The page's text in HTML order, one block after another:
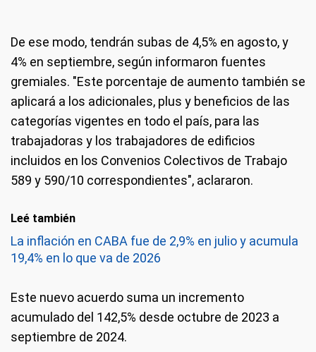
Encargados de edificios. (Foto: Archivo)
De ese modo, tendrán subas de 4,5% en agosto, y
4% en septiembre, según informaron fuentes
gremiales. "Este porcentaje de aumento también se
aplicará a los adicionales, plus y beneficios de las
categorías vigentes en todo el país, para las
trabajadoras y los trabajadores de edificios
incluidos en los Convenios Colectivos de Trabajo
589 y 590/10 correspondientes", aclararon.
Leé también
La inflación en CABA fue de 2,9% en julio y acumula
19,4% en lo que va de 2026
Este nuevo acuerdo suma un incremento
acumulado del 142,5% desde octubre de 2023 a
septiembre de 2024.